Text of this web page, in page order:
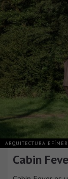
ARQUITECTURA
Cabin